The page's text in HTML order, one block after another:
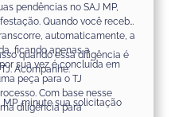
pendências no SAJ MP,
Quandovocê recebe
automaticamente, a
ficando apenas a
sua vez é concluída em
peça para o TJ
Com base nesse
diligência para
quando essadiligência é
Acompanhe.
MP, minute sua solicitação